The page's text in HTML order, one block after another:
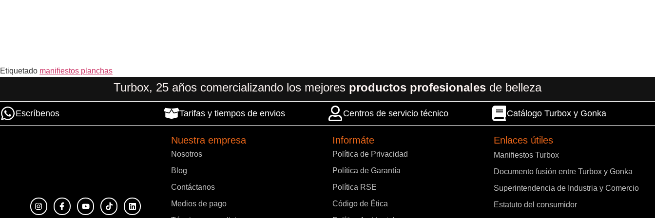
Etiquetado manifiestos planchas
Turbox, 25 años comercializando los mejores productos profesionales de belleza
Escríbenos Tarifas y tiempos de envios Centros de servicio técnico Catálogo Turbox y Gonka
Nuestra empresa
Nosotros
Blog
Contáctanos
Medios de pago
Informáte
Política de Privacidad
Política de Garantía
Política RSE
Código de Ética
Enlaces útiles
Manifiestos Turbox
Documento fusión entre Turbox y Gonka
Superintendencia de Industria y Comercio
Estatuto del consumidor